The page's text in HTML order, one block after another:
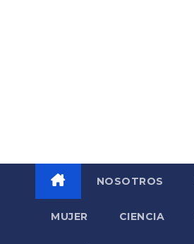
NOSOTROS
MUJER CIENCIA